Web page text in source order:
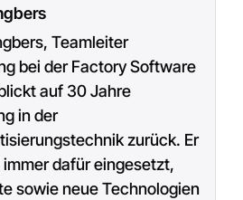
Teamleiter
bei der Factory Software
auf 30 Jahre
in der
zurück. Er
dafür eingesetzt,
sowie neue Technologien